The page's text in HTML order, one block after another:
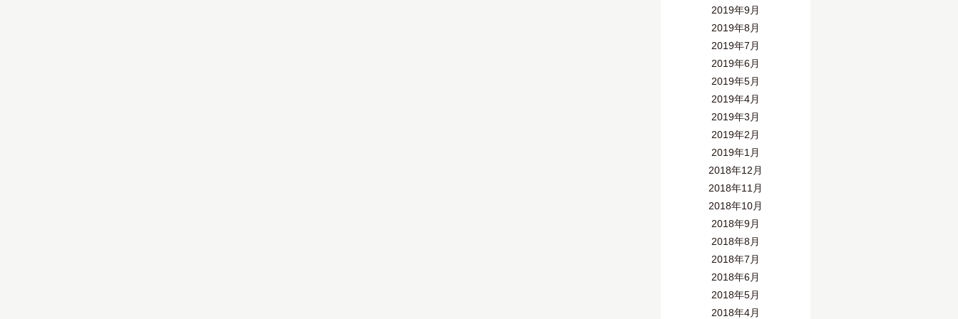
2019年9月
2019年8月
2019年7月
2019年6月
2019年5月
2019年4月
2019年3月
2019年2月
2019年1月
2018年12月
2018年11月
2018年10月
2018年9月
2018年8月
2018年7月
2018年6月
2018年5月
2018年4月